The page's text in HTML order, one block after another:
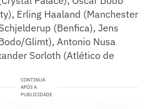
Erling Haaland (Manchester
(Benfica), Jens
Glimt), Antonio Nusa
Sorloth (Atlético de
CONTINUA
APÓS A
PUBLICIDADE